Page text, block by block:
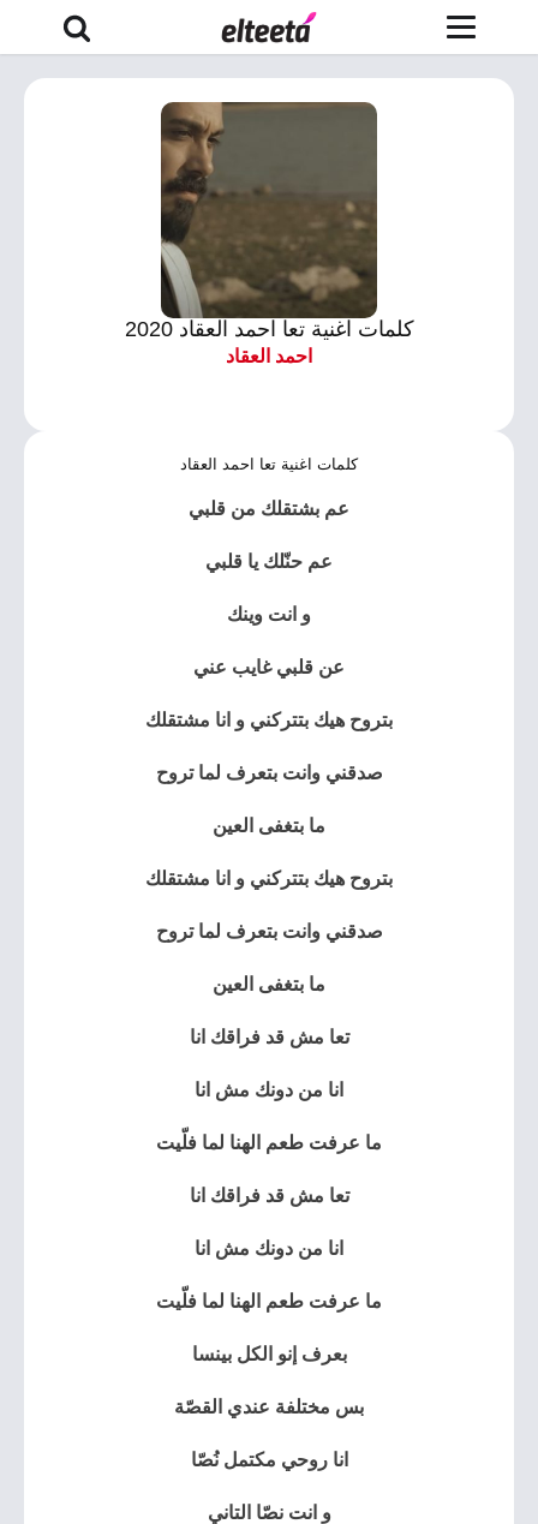
كلمات اغنية تعا احمد العقاد 2020
احمد العقاد
كلمات اغنية تعا احمد العقاد
عم بشتقلك من قلبي
عم حنّلك يا قلبي
و انت وينك
عن قلبي غايب عني
بتروح هيك بتتركني و انا مشتقلك
صدقني وانت بتعرف لما تروح
ما بتغفى العين
بتروح هيك بتتركني و انا مشتقلك
صدقني وانت بتعرف لما تروح
ما بتغفى العين
تعا مش قد فراقك انا
انا من دونك مش انا
ما عرفت طعم الهنا لما فلّيت
تعا مش قد فراقك انا
انا من دونك مش انا
ما عرفت طعم الهنا لما فلّيت
بعرف إنو الكل بينسا
بس مختلفة عندي القصّة
انا روحي مكتمل نُصّا
و انت نصّا التاني